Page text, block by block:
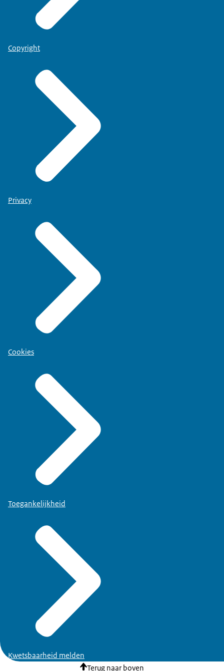
Copyright
Privacy
Cookies
Toegankelijkheid
Kwetsbaarheid melden
Terug naar boven